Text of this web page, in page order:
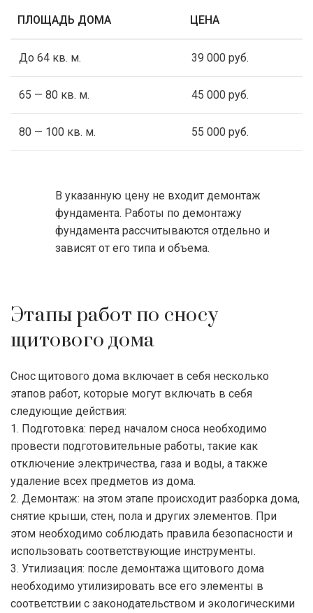
ПЛОЩАДЬ ДОМА ЦЕНА
До 64 кв. м. 39 000 руб.
65 — 80 кв. м. 45 000 руб.
80 — 100 кв. м. 55 000 руб.
В указанную цену не входит демонтаж
фундамента. Работы по демонтажу
фундамента рассчитываются отдельно и
зависят от его типа и объема.
Этапы работ по сносу
щитового дома
Снос щитового дома включает в себя несколько
этапов работ, которые могут включать в себя
следующие действия:
1. Подготовка: перед началом сноса необходимо
провести подготовительные работы, такие как
отключение электричества, газа и воды, а также
удаление всех предметов из дома.
2. Демонтаж: на этом этапе происходит разборка дома,
снятие крыши, стен, пола и других элементов. При
этом необходимо соблюдать правила безопасности и
использовать соответствующие инструменты.
3. Утилизация: после демонтажа щитового дома
необходимо утилизировать все его элементы в
соответствии с законодательством и экологическими